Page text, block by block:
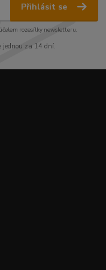
Přihlásit se
rozesílky newsletteru.
jednou za 14 dní.